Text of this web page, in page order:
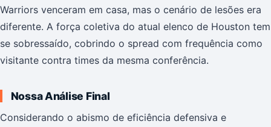
Warriors venceram em casa, mas o cenário de lesões era
diferente. A força coletiva do atual elenco de Houston tem
se sobressaído, cobrindo o spread com frequência como
visitante contra times da mesma conferência.
Nossa Análise Final
Considerando o abismo de eficiência defensiva e